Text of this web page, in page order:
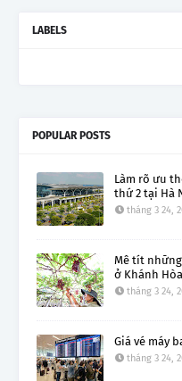
LABELS
POPULAR POSTS
Làm rõ ưu
thứ 2 tại Hà
tháng 3 24,
Mê tít
ở Khánh Hòa
tháng 3 24,
Giá vé máy
tháng 3 24,